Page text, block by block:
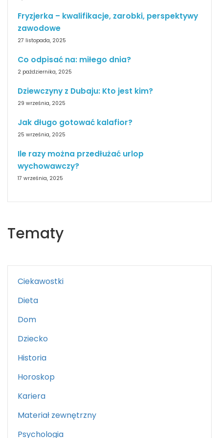
Fryzjerka – kwalifikacje, zarobki, perspektywy
zawodowe
27 listopada, 2025
Co odpisać na: miłego dnia?
2 października, 2025
Dziewczyny z Dubaju: Kto jest kim?
29 września, 2025
Jak długo gotować kalafior?
25 września, 2025
Ile razy można przedłużać urlop
wychowawczy?
17 września, 2025
Tematy
Ciekawostki
Dieta
Dom
Dziecko
Historia
Horoskop
Kariera
Materiał zewnętrzny
Psychologia